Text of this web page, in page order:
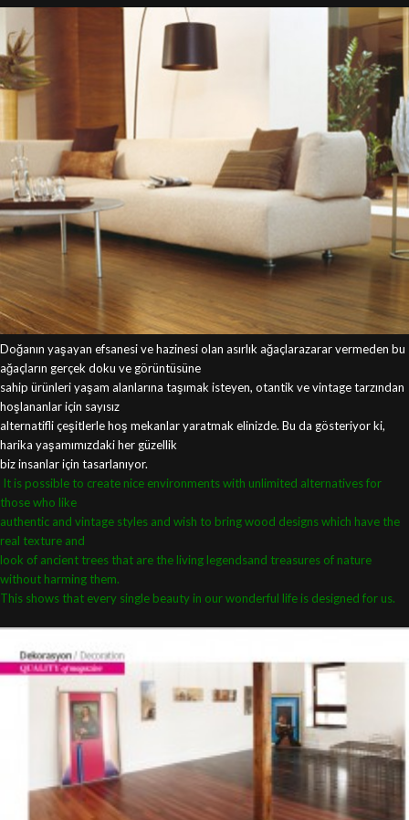
Doğanın yaşayan efsanesi ve hazinesi olan asırlık ağaçlarazarar vermeden bu
ağaçların gerçek doku ve görüntüsüne
sahip ürünleri yaşam alanlarına taşımak isteyen, otantik ve vintage tarzından
hoşlananlar için sayısız
alternatifli çeşitlerle hoş mekanlar yaratmak elinizde. Bu da gösteriyor ki,
harika yaşamımızdaki her güzellik
biz insanlar için tasarlanıyor.
It is possible to create nice environmentswith unlimited alternatives for
those who like
authentic and vintage styles and wish to bringwood designs which have the
real texture and
look of ancient trees that are the living legendsand treasures of nature
without harming them.
This shows that every single beauty in ourwonderful life is designed for us.